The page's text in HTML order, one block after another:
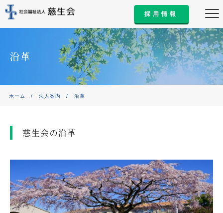
採用情報
沿革
ホーム / 法人案内 / 沿革
慈生会の沿革